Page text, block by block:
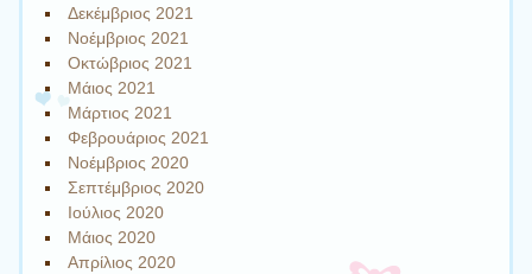
Δεκέμβριος 2021
Νοέμβριος 2021
Οκτώβριος 2021
Μάιος 2021
Μάρτιος 2021
Φεβρουάριος 2021
Νοέμβριος 2020
Σεπτέμβριος 2020
Ιούλιος 2020
Μάιος 2020
Απρίλιος 2020